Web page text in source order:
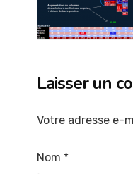
Laisser un
Votre adresse e-
Nom *